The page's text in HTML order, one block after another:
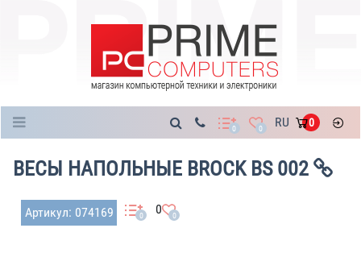
0 0 RU 0
ВЕСЫ НАПОЛЬНЫЕ BROCK BS 002
Артикул: 074169 0 0 0